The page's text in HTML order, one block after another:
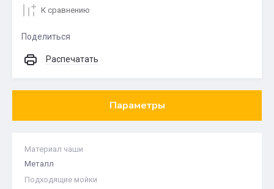
К сравнению
Поделиться
Распечатать
Параметры
Материал чаши
Металл
Подходящие мойки